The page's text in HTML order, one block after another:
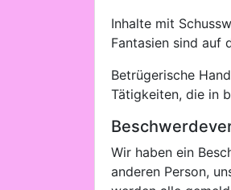
Inhalte mit
Fantasien sind auf
Betrügerische
Tätigkeiten, die in
Wir haben ein
anderen Person,